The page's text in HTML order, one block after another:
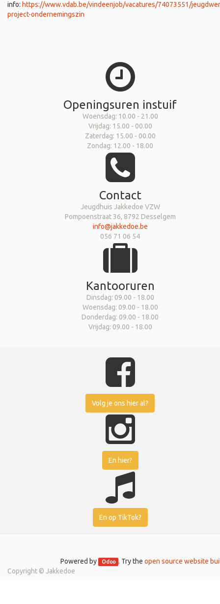
info: https://www.vdab.be/vindeenjob/vacatures/74073551/
project-ondernemingszin
Openingsuren instuif
Woensdag: 10.00 - 21.00
Vrijdag: 15.00 - 00.00
Zaterdag: 15.00 - 00.00
Zondag: 12.00 - 18.00
Contact
Jeugdhuis Jakkedoe VZW
Pompoenstraat 36, 8792 Desselgem
info@jakkedoe.be
056 71 06 54
Kantooruren
Dinsdag: 09.00 - 18.00
Woensdag: 09.00 - 18.00
Donderdag: 09.00 - 18.00
Vrijdag: 09.00 - 18.00
Volg je ons hier al?
En hier?
En op TikTok?
Powered by Odoo . Try the open source website
Copyright © Jakkedoe